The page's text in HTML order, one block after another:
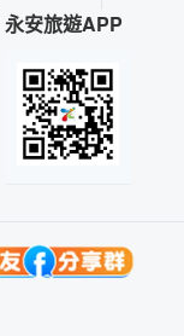
永安旅遊APP